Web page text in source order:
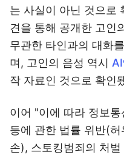
는 사실이 아닌 것으로
견을 통해 공개한 고인
무관한 타인과의 대화
며, 고인의 음성 역시 AI
작 자료인 것으로 확인
이어 "이에 따라 정보
등에 관한 법률 위반(
손), 스토킹범죄의 처